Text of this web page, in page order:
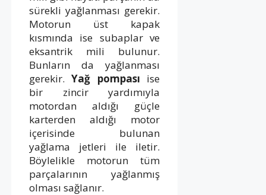
sürekli yağlanması gerekir.
Motorun üst kapak
kısmında ise subaplar ve
eksantrik mili bulunur.
Bunların da yağlanması
gerekir.Yağ pompası ise
bir zincir yardımıyla
motordan aldığı güçle
karterden aldığı motor
içerisinde bulunan
yağlama jetleri ile iletir.
Böylelikle motorun tüm
parçalarının yağlanmış
olması sağlanır.